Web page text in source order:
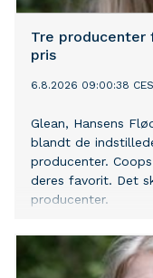
Tre
pris
6.8.2026 09:00:38
Glean, Hansens
blandt de
producenter.
deres favorit. Det
producenter.